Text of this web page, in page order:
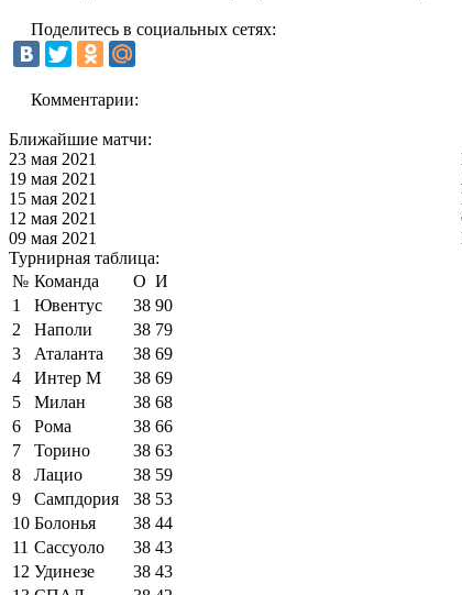
Поделитесь в социальных сетях:
Комментарии:
Ближайшие матчи:
23 мая 2021
19 мая 2021
15 мая 2021
12 мая 2021
09 мая 2021
Турнирная таблица:
№ Команда О И
1
Ювентус 38 90
2
Наполи 38 79
3
Аталанта 38 69
4
Интер М 38 69
5
Милан 38 68
6
Рома 38 66
7
Торино 38 63
8
Лацио 38 59
9
Сампдория 38 53
10 Болонья 38 44
11 Сассуоло 38 43
12 Удинезе 38 43